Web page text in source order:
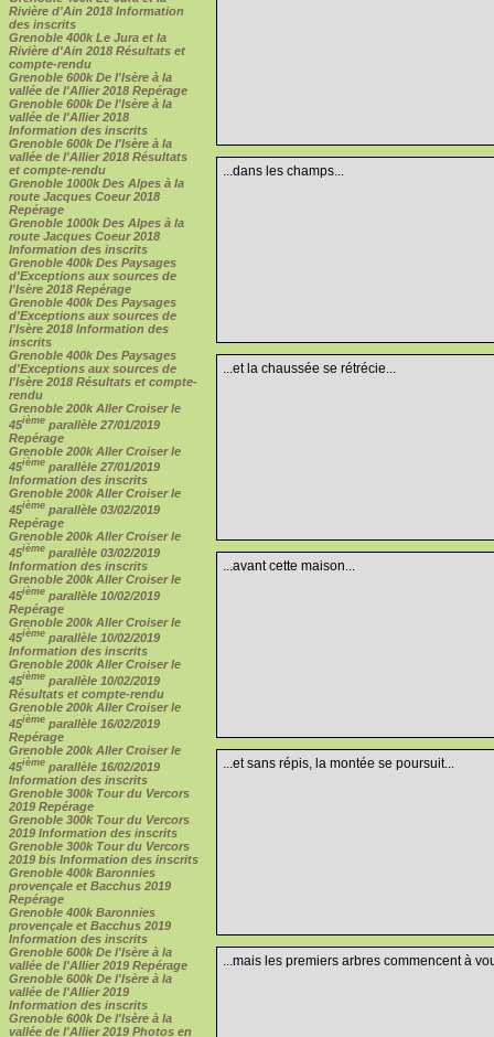
Rivière d'Ain 2018 Information
des inscrits
Grenoble 400k Le Jura et la
Rivière d'Ain 2018 Résultats et
compte-rendu
Grenoble 600k De l'Isère à la
vallée de l'Allier 2018 Repérage
Grenoble 600k De l'Isère à la
vallée de l'Allier 2018
Information des inscrits
Grenoble 600k De l'Isère à la
vallée de l'Allier 2018 Résultats
et compte-rendu
Grenoble 1000k Des Alpes à la
route Jacques Coeur 2018
Repérage
Grenoble 1000k Des Alpes à la
route Jacques Coeur 2018
Information des inscrits
Grenoble 400k Des Paysages
d'Exceptions aux sources de
l'Isère 2018 Repérage
Grenoble 400k Des Paysages
d'Exceptions aux sources de
l'Isère 2018 Information des
inscrits
Grenoble 400k Des Paysages
d'Exceptions aux sources de
l'Isère 2018 Résultats et compte-
rendu
Grenoble 200k Aller Croiser le
45ième parallèle 27/01/2019
Repérage
Grenoble 200k Aller Croiser le
45ième parallèle 27/01/2019
Information des inscrits
Grenoble 200k Aller Croiser le
45ième parallèle 03/02/2019
Repérage
Grenoble 200k Aller Croiser le
45ième parallèle 03/02/2019
Information des inscrits
Grenoble 200k Aller Croiser le
45ième parallèle 10/02/2019
Repérage
Grenoble 200k Aller Croiser le
45ième parallèle 10/02/2019
Information des inscrits
Grenoble 200k Aller Croiser le
45ième parallèle 10/02/2019
Résultats et compte-rendu
Grenoble 200k Aller Croiser le
45ième parallèle 16/02/2019
Repérage
Grenoble 200k Aller Croiser le
45ième parallèle 16/02/2019
Information des inscrits
Grenoble 300k Tour du Vercors
2019 Repérage
Grenoble 300k Tour du Vercors
2019 Information des inscrits
Grenoble 300k Tour du Vercors
2019 bis Information des inscrits
Grenoble 400k Baronnies
provençale et Bacchus 2019
Repérage
Grenoble 400k Baronnies
provençale et Bacchus 2019
Information des inscrits
Grenoble 600k De l'Isère à la
vallée de l'Allier 2019 Repérage
Grenoble 600k De l'Isère à la
vallée de l'Allier 2019
Information des inscrits
Grenoble 600k De l'Isère à la
vallée de l'Allier 2019 Photos en
...dans les champs...
...et la chaussée se rétrécie...
...avant cette maison...
...et sans répis, la montée se poursuit...
...mais les premiers arbres commencent à